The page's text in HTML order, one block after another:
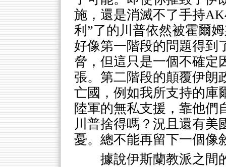
施，還是消滅不了手持
利”了的川普依然被霍爾
好像第一階段的問題得到
脅，但這只是一個不確定
張。第二階段的顛覆伊朗
亡國，例如我所支持的庫
陸軍的無私支援，靠他們
川普捨得嗎？況且還有美
憂。總不能再留下一個像
據說伊斯蘭教派之間